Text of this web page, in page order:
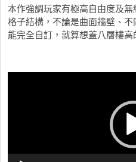
本作強調玩家有極高自由度及
格子結構，不論是曲面牆壁、
能完全自訂，就算想蓋八層樓